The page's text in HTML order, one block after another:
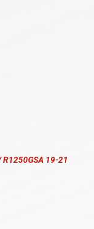
R1250GSA 19-21